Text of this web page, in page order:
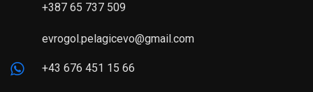
+387 65 737 509
evrogol.pelagicevo@gmail.com
+43 676 451 15 66